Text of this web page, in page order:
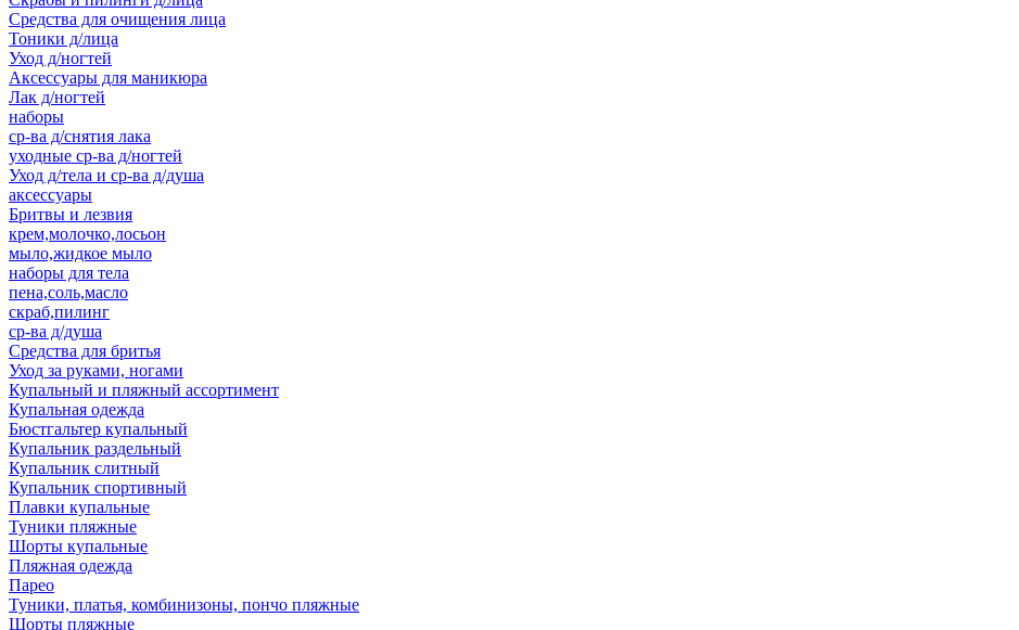
Средства для очищения лица
Тоники д/лица
Уход д/ногтей
Аксессуары для маникюра
Лак д/ногтей
наборы
ср-ва д/снятия лака
уходные ср-ва д/ногтей
Уход д/тела и ср-ва д/душа
аксессуары
Бритвы и лезвия
крем,молочко,лосьон
мыло,жидкое мыло
наборы для тела
пена,соль,масло
скраб,пилинг
ср-ва д/душа
Средства для бритья
Уход за руками, ногами
Купальный и пляжный ассортимент
Купальная одежда
Бюстгальтер купальный
Купальник раздельный
Купальник слитный
Купальник спортивный
Плавки купальные
Туники пляжные
Шорты купальные
Пляжная одежда
Парео
Туники, платья, комбинизоны, пончо пляжные
Шорты пляжные